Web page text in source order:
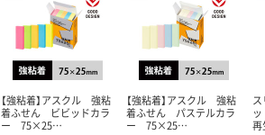
【強粘着】アスクル 強粘
着ふせん ビビッドカラ
ー 75×25…
【強粘着】アスクル 強粘
着ふせん パステルカラ
ー 75×25…